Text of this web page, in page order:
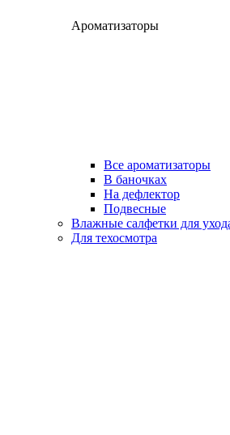
Ароматизаторы
Все ароматизаторы
В баночках
На дефлектор
Подвесные
Влажные салфетки для
Для техосмотра